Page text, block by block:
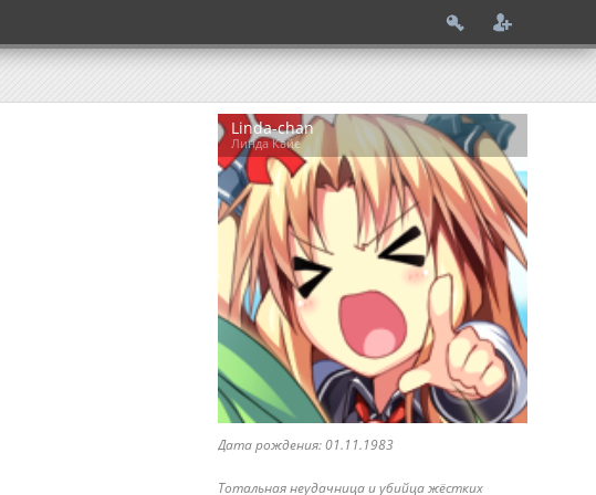
Linda-chan
Линда Кайе
Дата рождения: 01.11.1983
Тотальная неудачница и убийца жёстких